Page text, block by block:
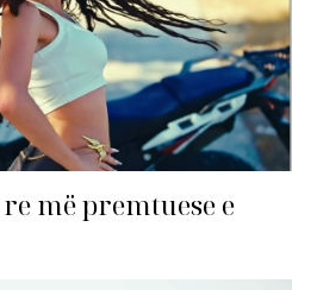
më premtuese e